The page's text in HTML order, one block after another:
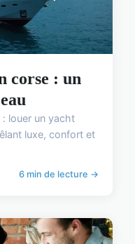
corse : un
louer un yacht
luxe, confort et
6 min de lecture →